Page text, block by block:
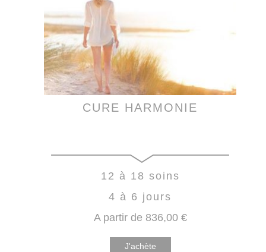
CURE HARMONIE
12 à 18 soins
4 à 6 jours
A partir de 836,00 €
J'achète